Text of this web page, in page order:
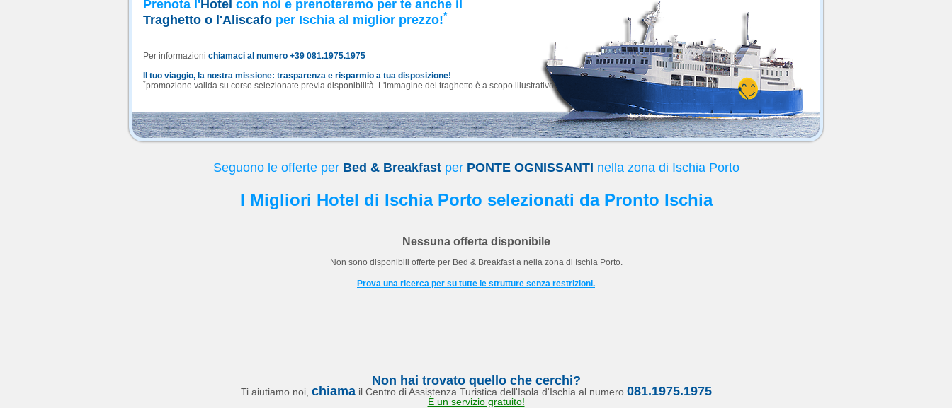
Prenota l'Hotel con noi e prenoteremo per te anche il
Traghetto o l'Aliscafo per Ischia al miglior prezzo!*
Per informazioni chiamaci al numero +39 081.1975.1975
Il tuo viaggio, la nostra missione: trasparenza e risparmio a tua disposizione!
*promozione valida su corse selezionate previa disponibilità. L'immagine del traghetto è a scopo illustrativo.
Seguono le offerte per Bed & Breakfastper PONTE OGNISSANTI nella zona di Ischia Porto
I Migliori Hotel di Ischia Porto selezionati da Pronto Ischia
Nessuna offerta disponibile
Non sono disponibili offerte per Bed & Breakfasta nella zona di Ischia Porto.
Prova una ricerca per su tutte le strutture senza restrizioni.
Non hai trovato quello che cerchi?
Ti aiutiamo noi, chiamail Centro di Assistenza Turistica dell'Isola d'Ischia al numero 081.1975.1975
È un servizio gratuito!